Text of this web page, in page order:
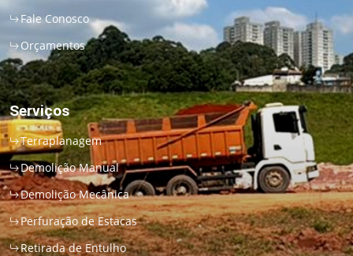
Fale Conosco
Orçamentos
Serviços
Terraplanagem
Demolição Manual
Demolição Mecânica
Perfuração de Estacas
Retirada de Entulho